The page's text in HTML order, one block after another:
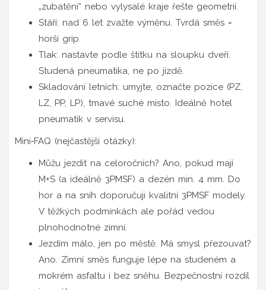
„zubatění“ nebo vylysalé kraje řešte geometrií.
Stáří: nad 6 let zvažte výměnu. Tvrdá směs =
horší grip.
Tlak: nastavte podle štítku na sloupku dveří.
Studená pneumatika, ne po jízdě.
Skladování letních: umyjte, označte pozice (PZ,
LZ, PP, LP), tmavé suché místo. Ideálně hotel
pneumatik v servisu.
Mini‑FAQ (nejčastější otázky):
Můžu jezdit na celoročních? Ano, pokud mají
M+S (a ideálně 3PMSF) a dezén min. 4 mm. Do
hor a na sníh doporučuji kvalitní 3PMSF modely.
V těžkých podmínkách ale pořád vedou
plnohodnotné zimní.
Jezdím málo, jen po městě. Má smysl přezouvat?
Ano. Zimní směs funguje lépe na studeném a
mokrém asfaltu i bez sněhu. Bezpečnostní rozdíl